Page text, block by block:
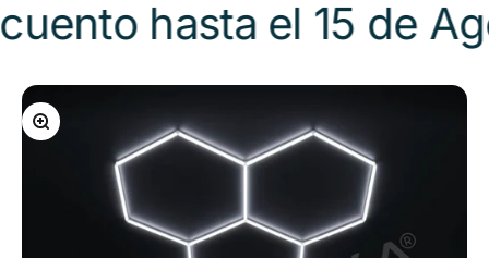
hasta el 15 de Agosto!
Zoom